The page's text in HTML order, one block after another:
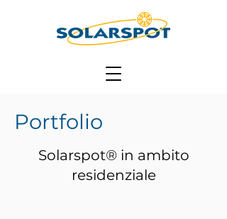
Portfolio
Solarspot® in ambito
residenziale